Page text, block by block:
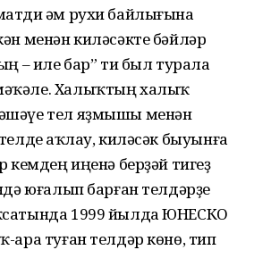
һәм рухи байлығына
менән киләсәкте бәйләр
– иле бар” ти был турала
Халыҡтың халыҡ
тел яҙмышы менән
һаҡлау, киләсәк быуынға
кемдең иңенә берҙәй тигеҙ
юғалып барған телдәрҙе
1999 йылда ЮНЕСКО
ара туған телдәр көнө, тип